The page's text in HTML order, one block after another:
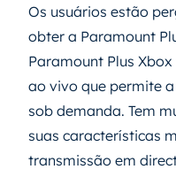
Os usuários estão
obter a Paramount
Paramount Plus
ao vivo que permite
sob demanda. Tem
suas características
transmissão em